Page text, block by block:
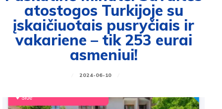
atostogos Turkijoje su
įskaičiuotais pusryčiais ir
vakariene – tik 253 eurai
asmeniui!
2024-06-10